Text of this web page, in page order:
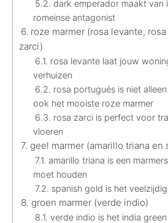
dark emperador maakt van
romeinse antagonist
roze marmer (rosa levante,
zarci)
rosa levante laat jouw
verhuizen
rosa portugués is niet
ook het mooiste roze marmer
rosa zarci is perfect voor
vloeren
geel marmer (amarillo triana en
amarillo triana is een
moet houden
spanish gold is het
groen marmer (verde indio)
verde indio is het india